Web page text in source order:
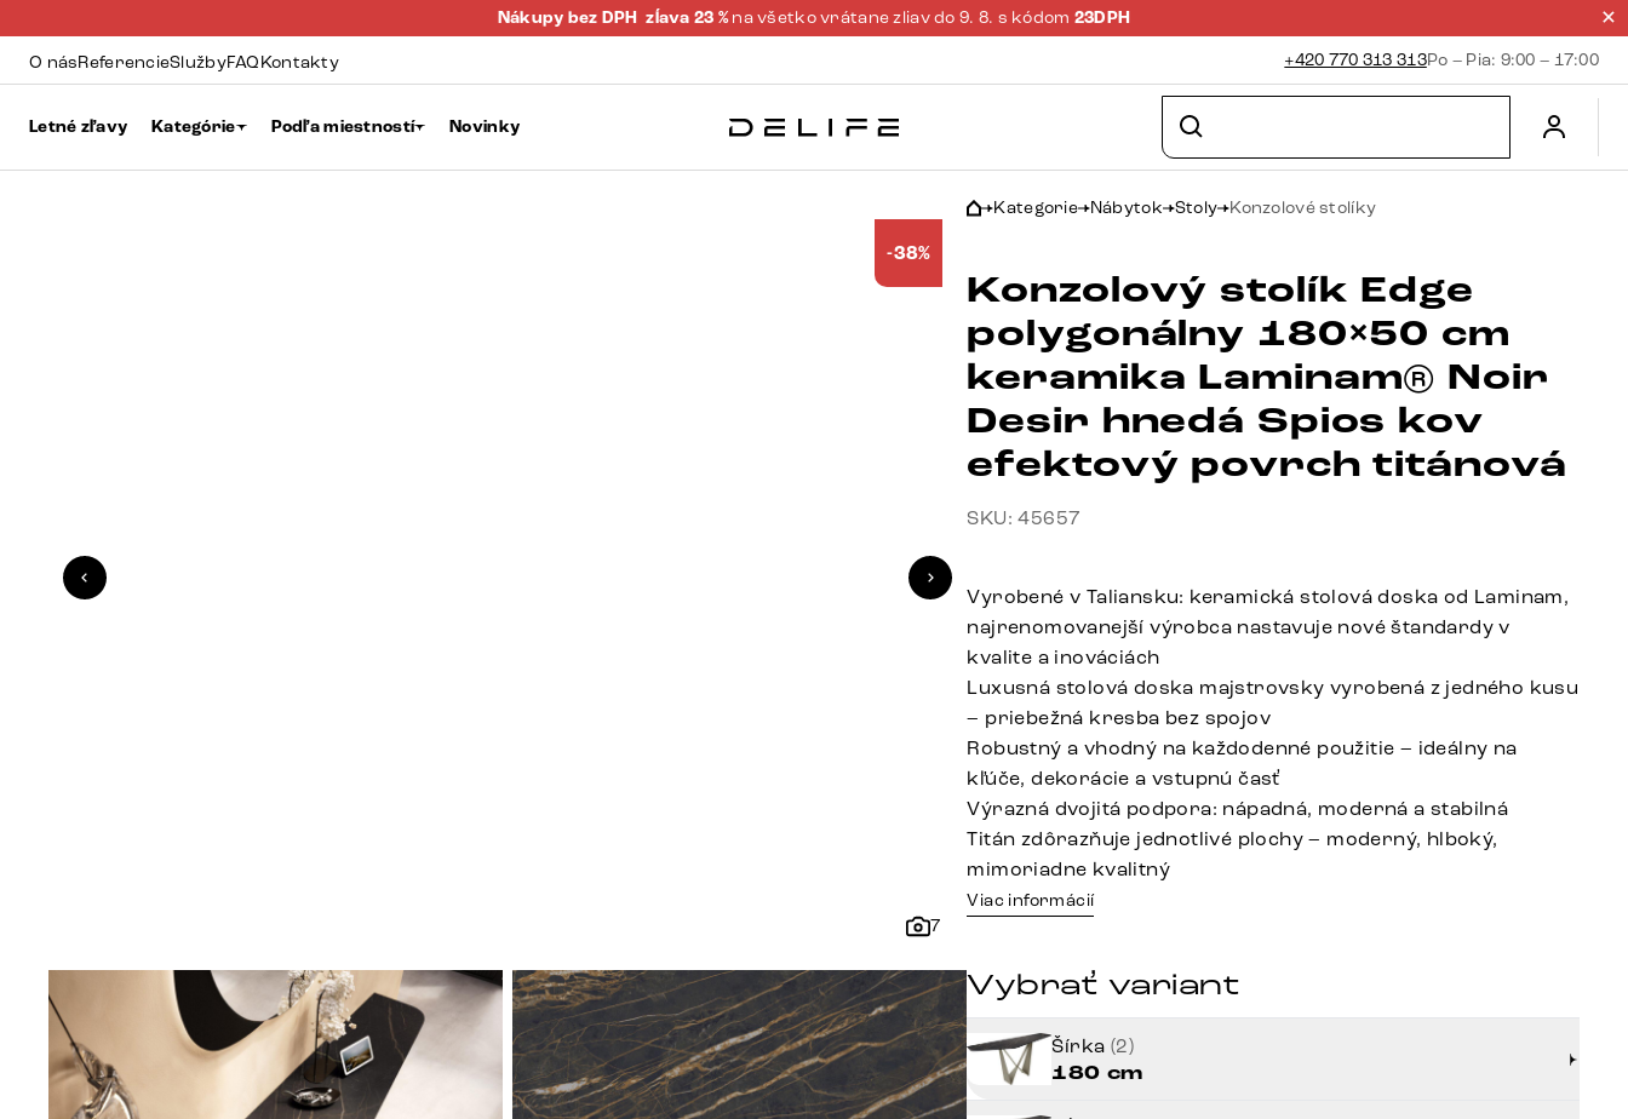
Nákupy bez DPH zĺava 23 % na všetko vrátane zliav do 9. 8. s kódom 23DPH
O násReferencieSlužbyFAQKontakty +420 770 313 313Po – Pia: 9:00 – 17:00
Letné zľavy Kategórie Podľa miestností Novinky
7
-38%
Kategorie Nábytok Stoly Konzolové stolíky
Konzolový stolík Edge
polygonálny 180×50 cm
keramika Laminam® Noir
Desir hnedá Spios kov
efektový povrch titánová
SKU: 45657
Vyrobené v Taliansku: keramická stolová doska od Laminam,
najrenomovanejší výrobca nastavuje nové štandardy v
kvalite a inováciách
Luxusná stolová doska majstrovsky vyrobená z jedného kusu
– priebežná kresba bez spojov
Robustný a vhodný na každodenné použitie – ideálny na
kľúče, dekorácie a vstupnú časť
Výrazná dvojitá podpora: nápadná, moderná a stabilná
Titán zdôrazňuje jednotlivé plochy – moderný, hlboký,
mimoriadne kvalitný
Viac informácií
Vybrať variant
Šírka (2)
180 cm